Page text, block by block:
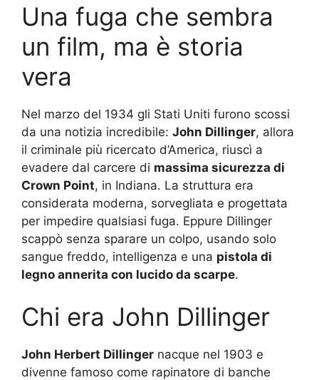
Una fuga che sembra
un film, ma è storia
vera
Nel marzo del 1934 gli Stati Uniti furono scossi
da una notizia incredibile: John Dillinger, allora
il criminale più ricercato d’America, riuscì a
evadere dal carcere di massima sicurezza di
Crown Point, in Indiana. La struttura era
considerata moderna, sorvegliata e progettata
per impedire qualsiasi fuga. Eppure Dillinger
scappò senza sparare un colpo, usando solo
sangue freddo, intelligenza e una pistola di
legno annerita con lucido da scarpe.
Chi era John Dillinger
John Herbert Dillinger nacque nel 1903 e
divenne famoso come rapinatore di banche